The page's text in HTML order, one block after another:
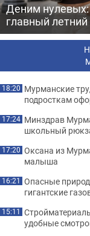
Деним
главный
18:20 Мурманские
подросткам
17:24 Минздрав
школьный
17:20 Оксана из
малыша
16:21 Опасные
гигантские
15:11
удобные